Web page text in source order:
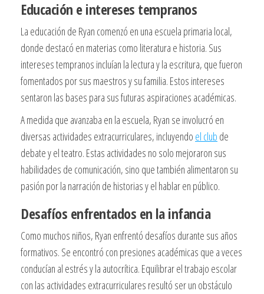
Educación e intereses tempranos
La educación de Ryan comenzó en una escuela primaria local,
donde destacó en materias como literatura e historia. Sus
intereses tempranos incluían la lectura y la escritura, que fueron
fomentados por sus maestros y su familia. Estos intereses
sentaron las bases para sus futuras aspiraciones académicas.
A medida que avanzaba en la escuela, Ryan se involucró en
diversas actividades extracurriculares, incluyendo el club de
debate y el teatro. Estas actividades no solo mejoraron sus
habilidades de comunicación, sino que también alimentaron su
pasión por la narración de historias y el hablar en público.
Desafíos enfrentados en la infancia
Como muchos niños, Ryan enfrentó desafíos durante sus años
formativos. Se encontró con presiones académicas que a veces
conducían al estrés y la autocrítica. Equilibrar el trabajo escolar
con las actividades extracurriculares resultó ser un obstáculo